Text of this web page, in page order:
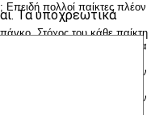
πολλοί παίκτες πλέον
Στόχος του κάθε παίκτη
να τον εκμεταλλευτώ για να
τα καλύτερα λόγια για την
καλά λόγια των συμπαικτών
αποδεικνύω στο γήπεδο ότι
Τα υποχρεωτικά